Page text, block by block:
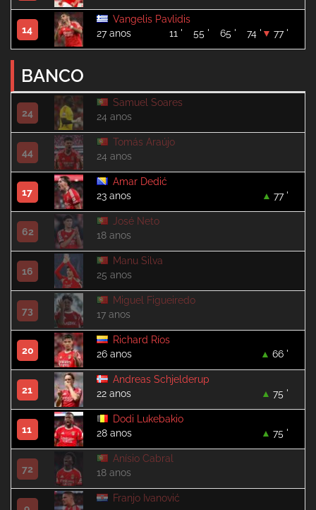
14
Vangelis Pavlidis
27 anos
77 '
74 '
65 '
55 '
11 '
BANCO
24
Samuel Soares
24 anos
44
Tomás Araújo
24 anos
17
Amar Dedić
23 anos
77 '
62
José Neto
18 anos
16
Manu Silva
25 anos
73
Miguel Figueiredo
17 anos
20
Richard Ríos
26 anos
66 '
21
Andreas Schjelderup
22 anos
75 '
11
Dodi Lukebakio
28 anos
75 '
72
Anísio Cabral
18 anos
Franjo Ivanović